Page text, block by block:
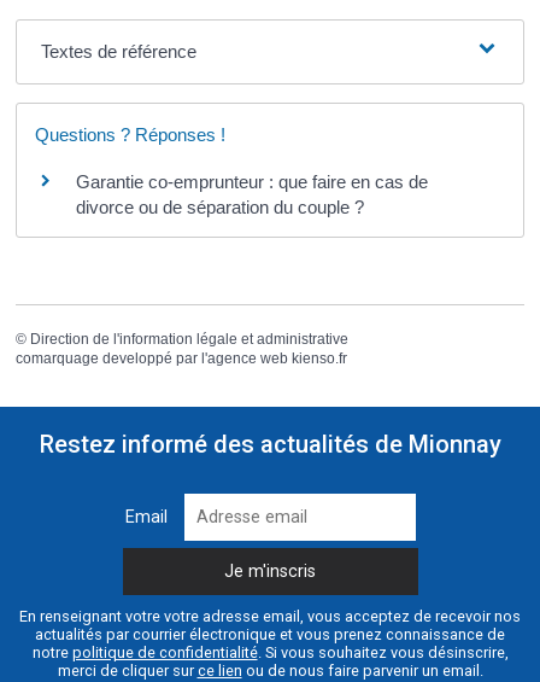
Textes de référence
Questions ? Réponses !
Garantie co-emprunteur : que faire en cas de
divorce ou de séparation du couple ?
© Direction de l'information légale et administrative
comarquage developpé par l'agence web kienso.fr
Restez informé des actualités de Mionnay
Email
En renseignant votre votre adresse email, vous acceptez de recevoir nos
actualités par courrier électronique et vous prenez connaissance de
notre politique de confidentialité. Si vous souhaitez vous désinscrire,
merci de cliquer surce lien ou de nous faire parvenir un email.